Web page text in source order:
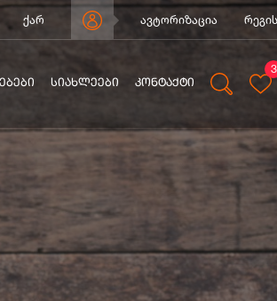
ქარ ავტორიზაცია
3
ᲡᲘᲐᲮᲚᲔᲔᲑᲘ ᲙᲝᲜᲢᲐᲥᲢᲘ